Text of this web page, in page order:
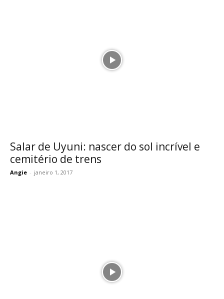
Salar de Uyuni: nascer do sol incrível e
cemitério de trens
Angie - janeiro 1, 2017